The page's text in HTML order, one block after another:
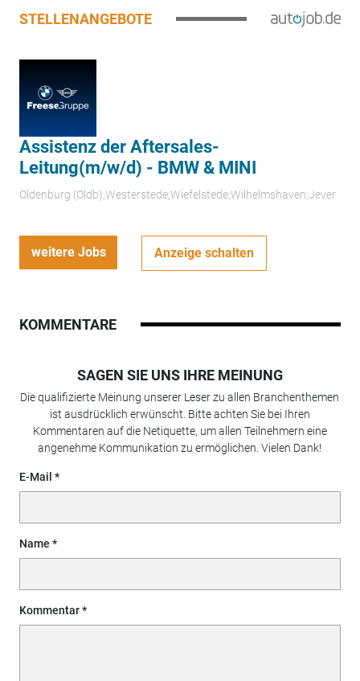
STELLENANGEBOTE
Assistenz der Aftersales-
Leitung(m/w/d) - BMW & MINI
Oldenburg (Oldb);Westerstede;Wiefelstede;Wilhelmshaven;Jever
weitere Jobs Anzeige schalten
KOMMENTARE
SAGEN SIE UNS IHRE MEINUNG
Die qualifizierte Meinung unserer Leser zu allen Branchenthemen
ist ausdrücklich erwünscht. Bitte achten Sie bei Ihren
Kommentaren auf die Netiquette, um allen Teilnehmern eine
angenehme Kommunikation zu ermöglichen. Vielen Dank!
E-Mail
Name
Kommentar